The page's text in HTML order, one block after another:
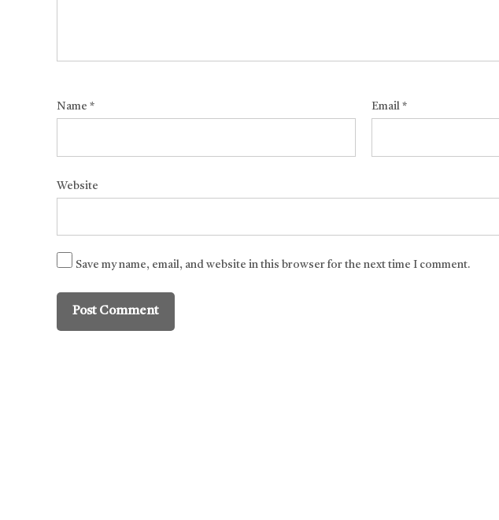
Name * Email *
Website
Save my name, email, and website in this browser for the next time I comment.